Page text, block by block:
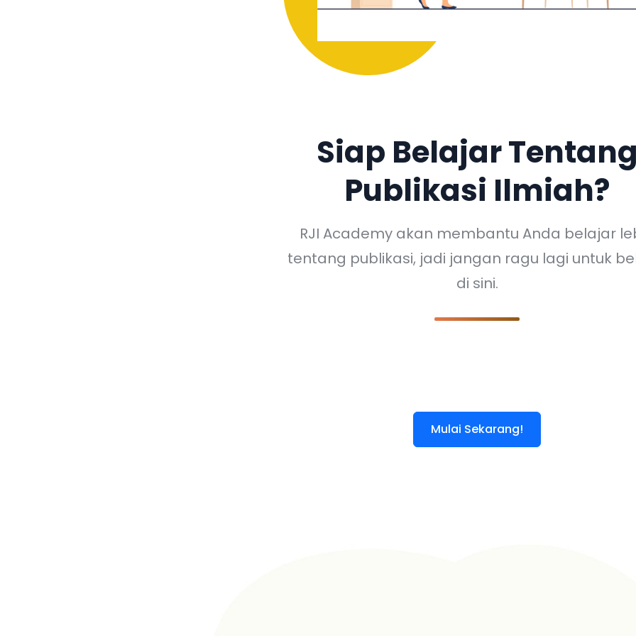
Siap Belajar Tentang
Publikasi Ilmiah?
RJI Academy akan membantu Anda belajar
tentang publikasi, jadi jangan ragu lagi untuk
di sini.
Mulai Sekarang!